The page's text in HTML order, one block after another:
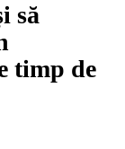
să
timp de